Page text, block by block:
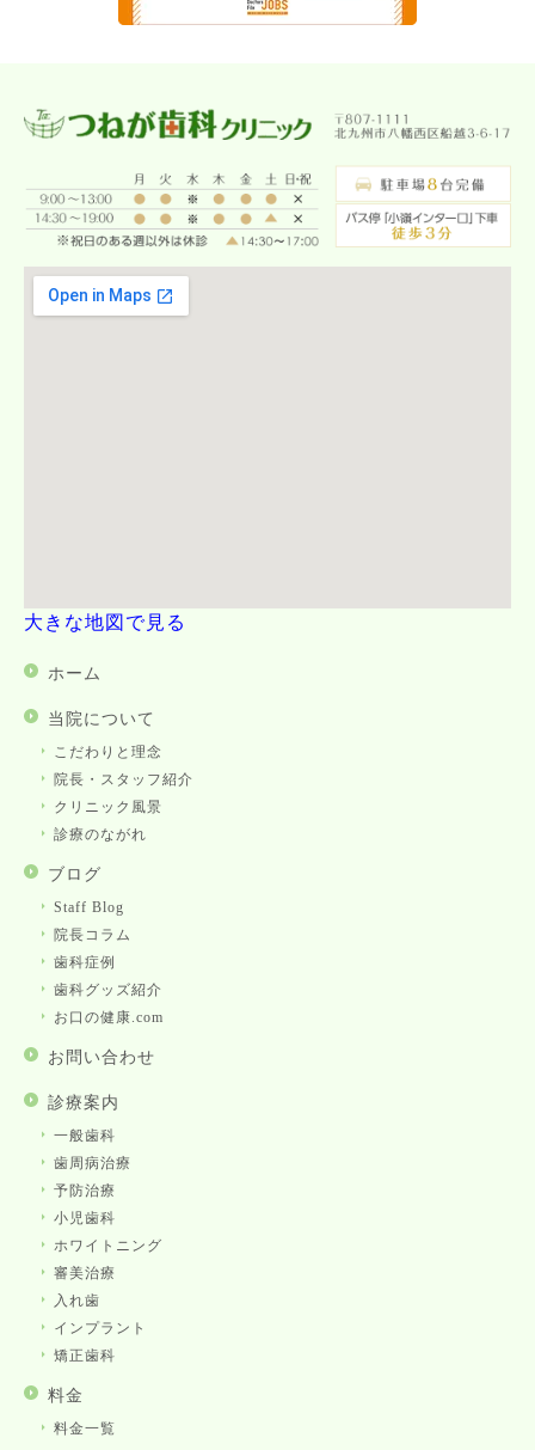
大きな地図で見る
ホーム
当院について
こだわりと理念
院長・スタッフ紹介
クリニック風景
診療のながれ
ブログ
Staff Blog
院長コラム
歯科症例
歯科グッズ紹介
お口の健康.com
お問い合わせ
診療案内
一般歯科
歯周病治療
予防治療
小児歯科
ホワイトニング
審美治療
入れ歯
インプラント
矯正歯科
料金
料金一覧